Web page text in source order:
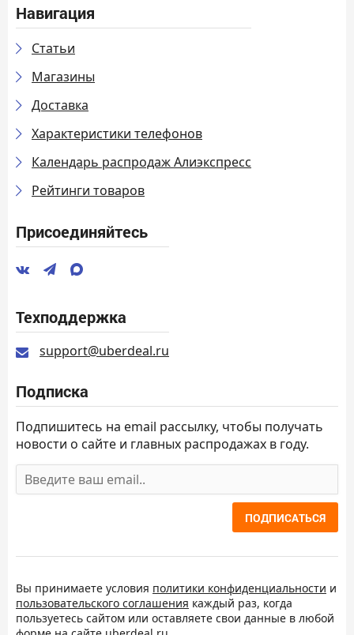
Навигация
Статьи
Магазины
Доставка
Характеристики телефонов
Календарь распродаж Алиэкспресс
Рейтинги товаров
Присоединяйтесь
Техподдержка
support@uberdeal.ru
Подписка
Подпишитесь на email рассылку, чтобы получать
новости о сайте и главных распродажах в году.
ПОДПИСАТЬСЯ
Вы принимаете условия политики конфиденциальности и
пользовательского соглашения каждый раз, когда
пользуетесь сайтом или оставляете свои данные в любой